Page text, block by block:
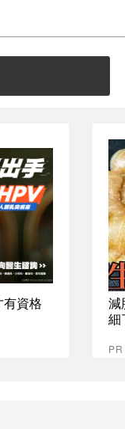
資格
減
細